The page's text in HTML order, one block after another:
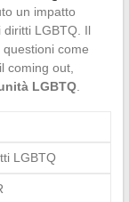
un impatto
diritti LGBTQ. Il
come
coming out,
LGBTQ.
LGBTQ